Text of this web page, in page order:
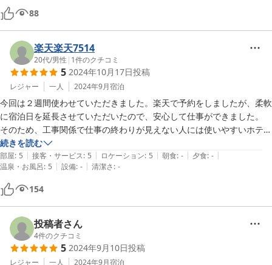
共用部に電子レンジ・ポット・両替機あり
浴場の湯船は大きい方は使えず小さい方のみ(閉場時間あり、朝風呂不
可)
サウナ使用不可
徒歩圏内にコンビニ・バス停あり
ちょっとした設備はあるのにHPに書いてないのが勿体無い
風呂も入れてこの値段で泊まれたら充分でしょう
88
楽天楽天7514
20代/男性 | 1件のクチコミ
5 2024年10月17日投稿
レジャー 一人 2024年9月宿泊
今回は２週間使わせていただきました。楽天で予約をしましたが、柔軟
に宿泊日を延長させていただいたので、安心して仕事ができました。
そのため、工事関係で仕事の終わりが見えない人には使いやすいホテル
だと思います。
また、一階の大浴場をつかいましたが、部屋からのアクセスが良いた
め、お風呂がない部屋でもオンスイートのように使えます。また、仕事
続きを読む
部屋: 5 | 接客・サービス: 5 | ロケーション: 5 | 朝食: - | 夕食: - |
温泉・お風呂: 5 | 設備: - | 清潔さ: -
154
投稿者さん
4件のクチコミ
5 2024年9月10日投稿
レジャー 一人 2024年9月宿泊